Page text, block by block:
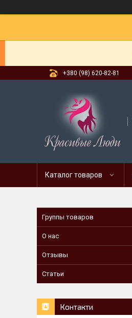
+380 (98) 620-82-81
Каталог товаров
Группы товаров
О нас
Отзывы
Статьи
Контакти